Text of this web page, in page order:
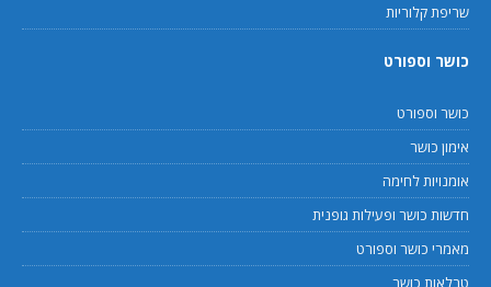
שריפת קלוריות
כושר וספורט
כושר וספורט
אימון כושר
אומנויות לחימה
חדשות כושר ופעילות גופנית
מאמרי כושר וספורט
טבלאות כושר